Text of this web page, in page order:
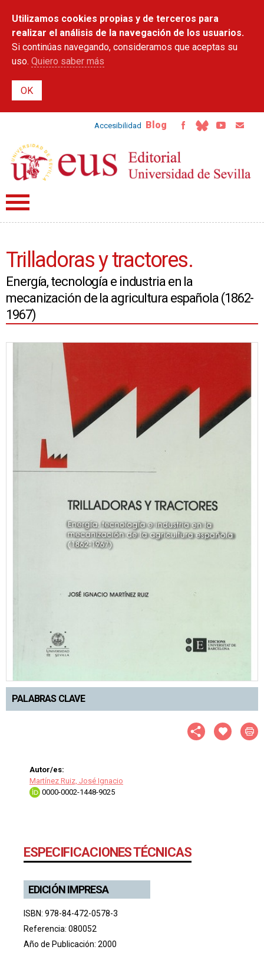
contenido
principal
Utilizamos cookies propias y de terceros para
realizar el análisis de la navegación de los usuarios.
Si continúas navegando, consideramos que aceptas su
uso. Quiero saber más
Accesibilidad Blog
Trilladoras y tractores.
Energía, tecnología e industria en la
mecanización de la agricultura española (1862-
1967)
PALABRAS CLAVE
Autor/es:
Martínez Ruiz, José Ignacio
0000-0002-1448-9025
ESPECIFICACIONES TÉCNICAS
EDICIÓN IMPRESA
ISBN: 978-84-472-0578-3
Referencia: 080052
Año de Publicación: 2000